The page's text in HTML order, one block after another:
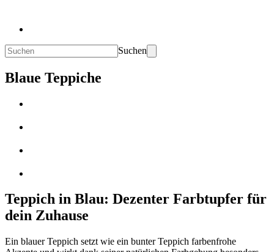
Suchen
Blaue Teppiche
Teppich in Blau: Dezenter Farbtupfer für
dein Zuhause
Ein blauer Teppich setzt wie ein bunter Teppich farbenfrohe